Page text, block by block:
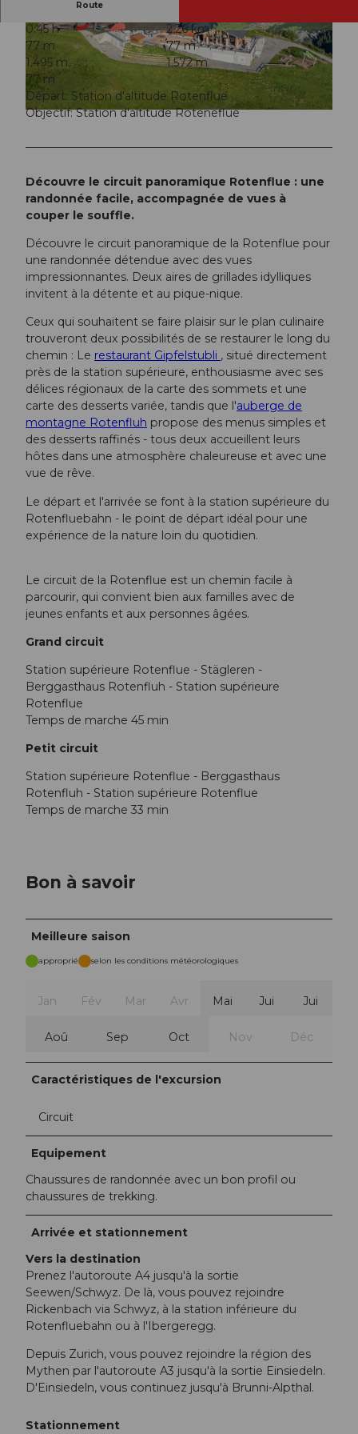
© Zuerrer Fotografie, Rotenfluebahn Mythenregion AG |CC-BY
© Schwyzer Wanderwege © Schwyzer Wanderwege
Route
0:45 h
2,26 km
77 m
77 m
1.495 m
1.572 m
77 m
Départ: Station d'altitude Rotenflue
Objectif: Station d'altitude Roteneflue
Découvre le circuit panoramique Rotenflue : une
randonnée facile, accompagnée de vues à
couper le souffle.
Découvre le circuit panoramique de la Rotenflue pour
une randonnée détendue avec des vues
impressionnantes. Deux aires de grillades idylliques
invitent à la détente et au pique-nique.
Ceux qui souhaitent se faire plaisir sur le plan culinaire
trouveront deux possibilités de se restaurer le long du
chemin : Le restaurant Gipfelstubli , situé directement
près de la station supérieure, enthousiasme avec ses
délices régionaux de la carte des sommets et une
carte des desserts variée, tandis que l'auberge de
montagne Rotenfluh propose des menus simples et
des desserts raffinés - tous deux accueillent leurs
hôtes dans une atmosphère chaleureuse et avec une
vue de rêve.
Le départ et l'arrivée se font à la station supérieure du
Rotenfluebahn - le point de départ idéal pour une
expérience de la nature loin du quotidien.
Le circuit de la Rotenflue est un chemin facile à
parcourir, qui convient bien aux familles avec de
jeunes enfants et aux personnes âgées.
Grand circuit
Station supérieure Rotenflue - Stägleren -
Berggasthaus Rotenfluh - Station supérieure
Rotenflue
Temps de marche 45 min
Petit circuit
Station supérieure Rotenflue - Berggasthaus
Rotenfluh - Station supérieure Rotenflue
Temps de marche 33 min
Bon à savoir
Meilleure saison
approprié selon les conditions météorologiques
Jan Fév Mar Avr Mai Jui Jui
Aoû Sep Oct Nov Déc
Caractéristiques de l'excursion
Circuit
Equipement
Chaussures de randonnée avec un bon profil ou
chaussures de trekking.
Arrivée et stationnement
Vers la destination
Prenez l'autoroute A4 jusqu'à la sortie
Seewen/Schwyz. De là, vous pouvez rejoindre
Rickenbach via Schwyz, à la station inférieure du
Rotenfluebahn ou à l'Ibergeregg.
Depuis Zurich, vous pouvez rejoindre la région des
Mythen par l'autoroute A3 jusqu'à la sortie Einsiedeln.
D'Einsiedeln, vous continuez jusqu'à Brunni-Alpthal.
Stationnement